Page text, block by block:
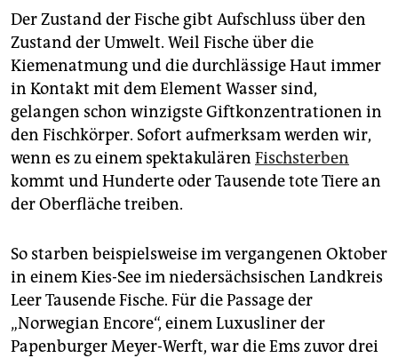
unterstützen
abo
genossenschaft
epaper login
Der Zustand der Fische gibt Aufschluss über den
Zustand der Umwelt. Weil Fische über die
Kiemenatmung und die durchlässige Haut immer
in Kontakt mit dem Element Wasser sind,
gelangen schon winzigste Giftkonzentrationen in
den Fischkörper. Sofort aufmerksam werden wir,
wenn es zu einem spektakulären Fisch­sterben
kommt und Hunderte oder Tausende tote Tiere an
der Oberfläche treiben.
So starben beispielsweise im vergangenen Oktober
in einem Kies-See im niedersächsischen Landkreis
Leer Tausende Fische. Für die Passage der
„Norwegian Encore“, einem Luxusliner der
Papenburger Meyer-Werft, war die Ems zuvor drei